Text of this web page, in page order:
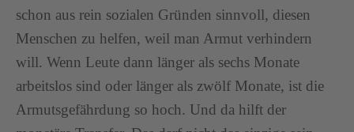
schon aus rein sozialen Gründen sinnvoll, diesen
Menschen zu helfen, weil man Armut verhindern
will. Wenn Leute dann länger als sechs Monate
arbeitslos sind oder länger als zwölf Monate, ist die
Armutsgefährdung so hoch. Und da hilft der